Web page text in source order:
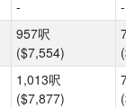
- -
957呎
($7,554)
1,013呎
($7,877)